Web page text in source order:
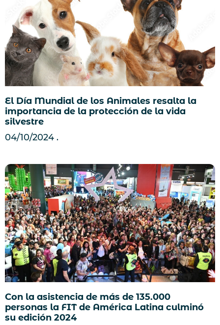
El Día Mundial de los Animales resalta la
importancia de la protección de la vida
silvestre
04/10/2024
Con la asistencia de más de 135.000
personas la FIT de América Latina culminó
su edición 2024